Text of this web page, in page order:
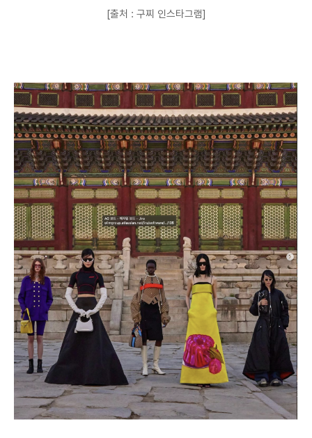
[출처 : 구찌 인스타그램]